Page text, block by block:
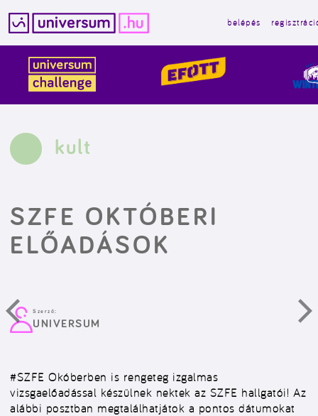
tartalomba
belépés
kult
SZFE OKTÓBERI
ELŐADÁSOK
Szerző:
UNIVERSUM
#SZFE Okóberben is rengeteg izgalmas
vizsgaelőadással készülnek nektek az SZFE hallgatói! Az
alábbi posztban megtalálhatjátok a pontos dátumokat